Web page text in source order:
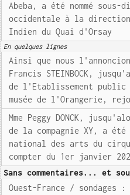
Abeba, a été nommé
occidentale à la
Indien du Quai d'Orsay
En quelques lignes
Ainsi que nous
Francis STEINBOCK,
de l'Etablissement public
musée de l'Orangerie,
Mme Peggy DONCK,
de la compagnie XY, a été
national des arts du
compter du 1er janvier
Sans commentaires... et
Ouest-France / sondages